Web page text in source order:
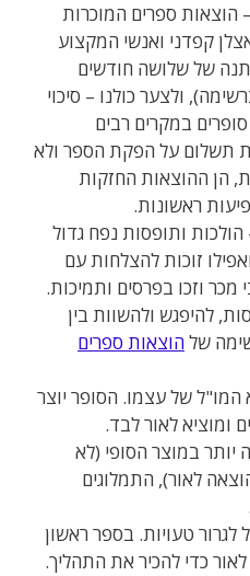
ספרים המוכרות
קפדני ואנשי המקצוע
של שלושה חודשים
ולצער כולנו – סיכוי
במקרים רבים
על הפקת הספר ולא
ההוצאות החזקות
ראשונות.
ותופסות נפח גדול
זוכות להצלחות עם
וזכו בפרסים ותמיכות.
להיפגש ולהשוות בין
שלהוצאות ספרים
של עצמו. הסופר יוצר
לאור לבד.
במוצר הסופי (לא
לאור), התמלוגים
טעויות. בספר ראשון
כדי להכיר את התהליך.